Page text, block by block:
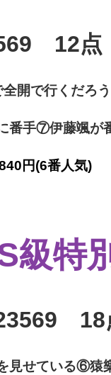
12点
開で行くだろう
番手⑦伊藤颯が
円(6番人気)
級特
18
見せている⑥猿